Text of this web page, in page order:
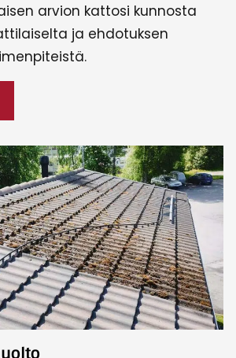
arvion kattosi kunnosta
ja ehdotuksen